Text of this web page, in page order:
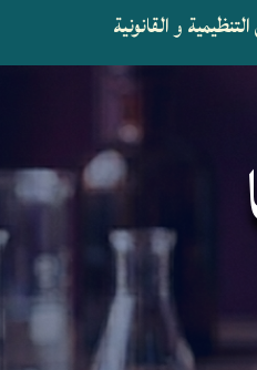
و القانونية